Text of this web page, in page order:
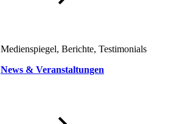
Medienspiegel, Berichte, Testimonials
News & Veranstaltungen